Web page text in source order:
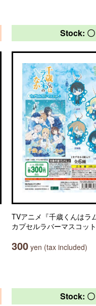
Stock: 〇
TVアニメ『千歳くんはラ
カプセルラバーマスコット
300 yen (tax included)
Stock: 〇